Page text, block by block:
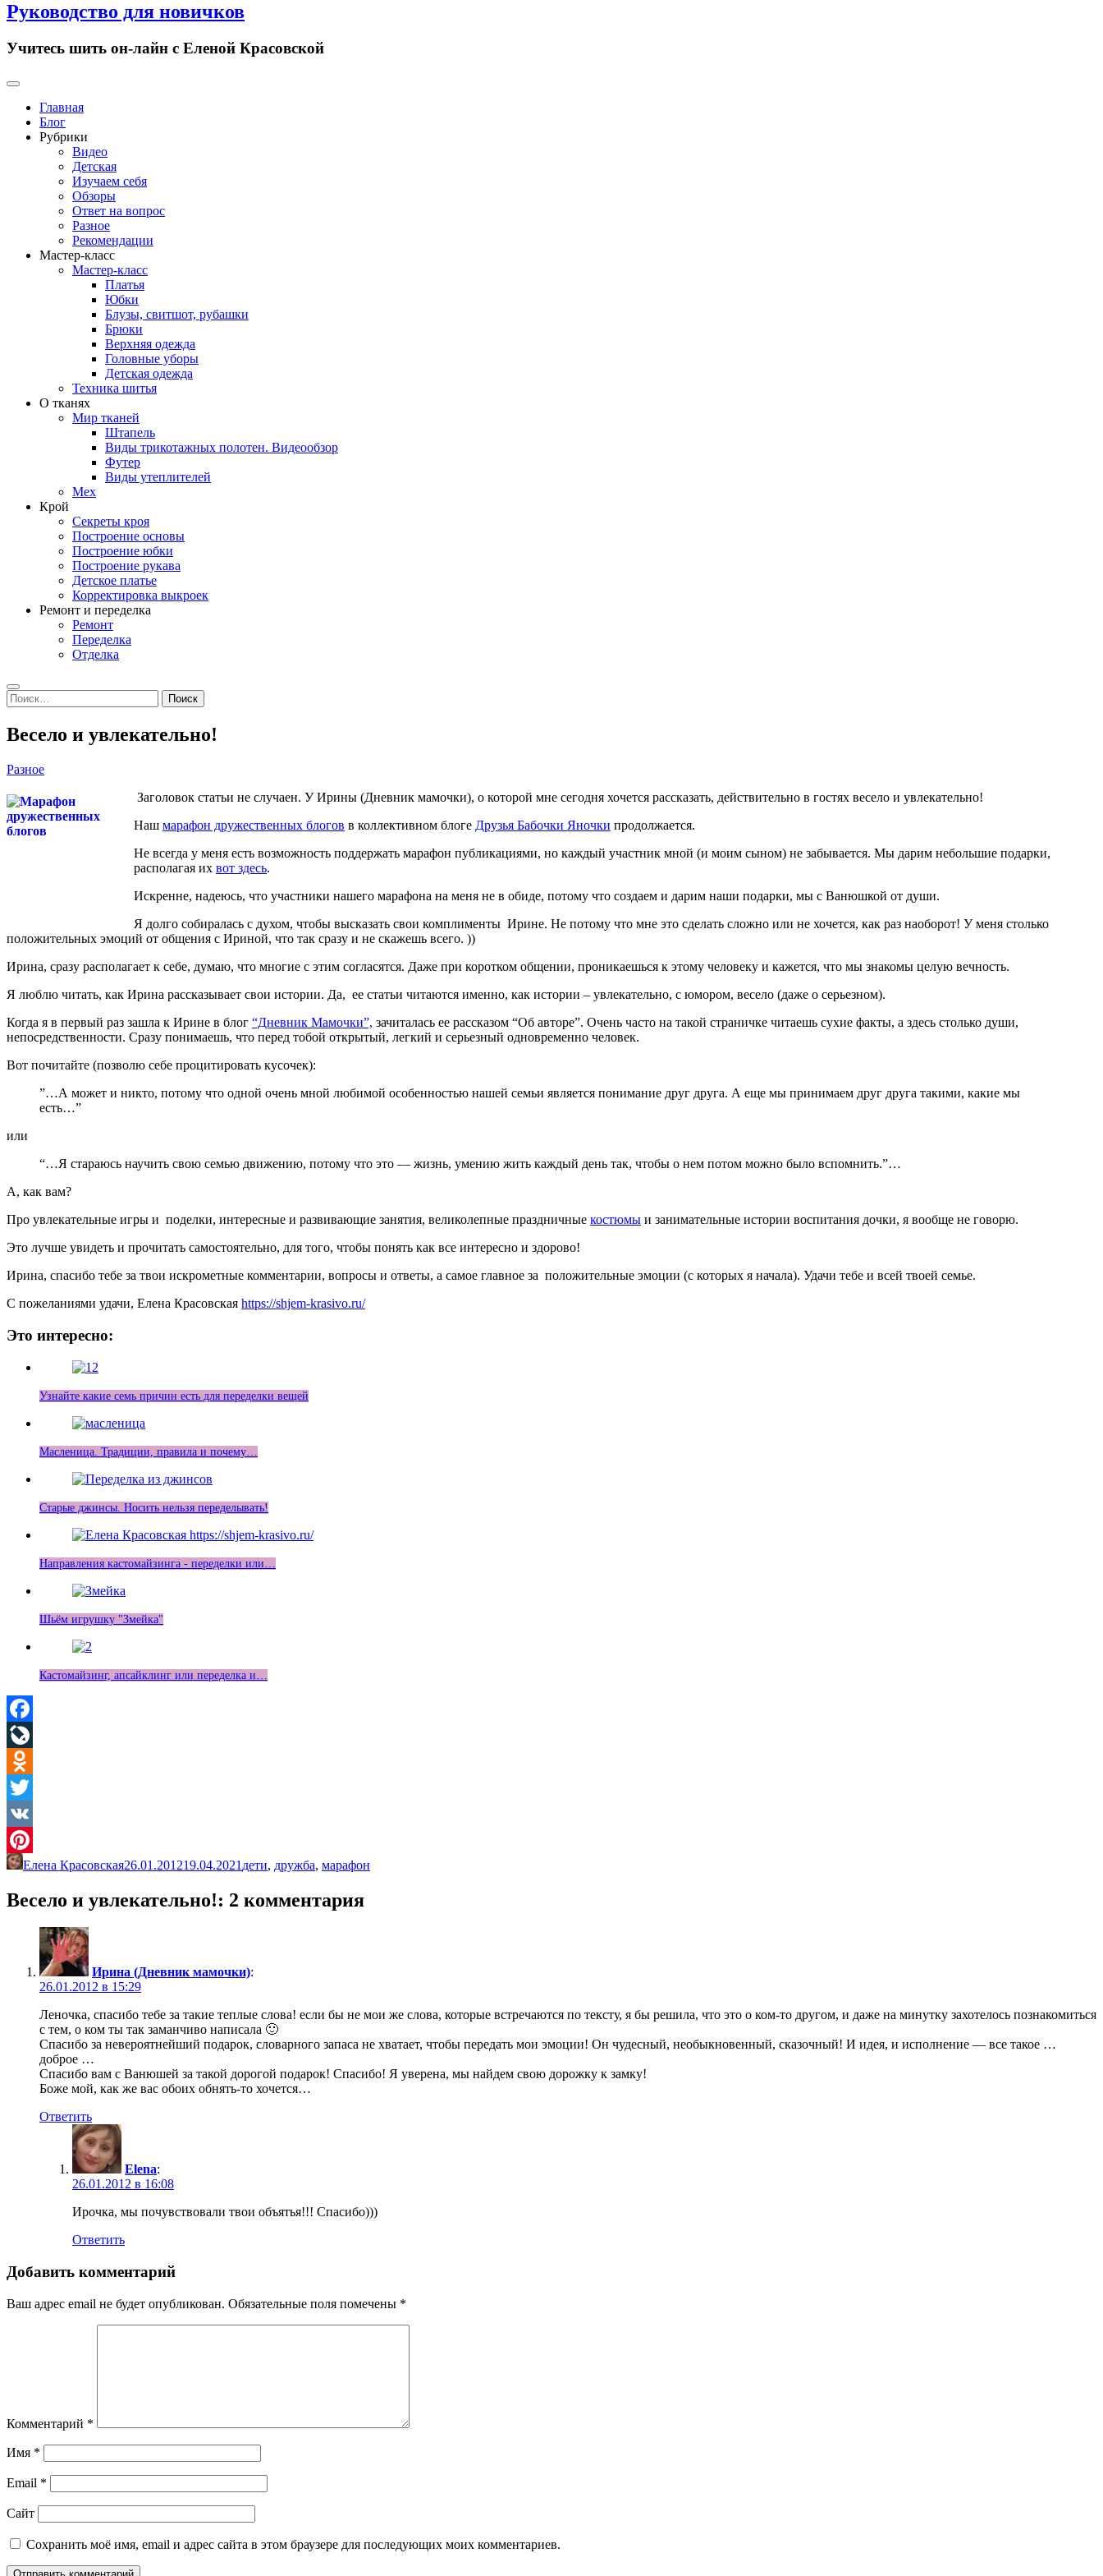
Руководство для новичков
Учитесь шить он-лайн с Еленой Красовской
Primary
Главная
Блог
Рубрики
Видео
Детская
Изучаем себя
Обзоры
Ответ на вопрос
Разное
Рекомендации
Мастер-класс
Мастер-класс
Платья
Юбки
Блузы, свитшот, рубашки
Брюки
Верхняя одежда
Головные уборы
Детская одежда
Техника шитья
О тканях
Мир тканей
Штапель
Виды трикотажных полотен. Видеообзор
Футер
Виды утеплителей
Мех
Крой
Секреты кроя
Построение основы
Построение юбки
Построение рукава
Детское платье
Корректировка выкроек
Ремонт и переделка
Ремонт
Переделка
Отделка
Search
Найти:
Весело и увлекательно!
Разное
Заголовок статьи не случаен. У Ирины (Дневник мамочки), о которой мне сегодня хочется рассказать, действительно в гостях весело и увлекательно!
Наш марафон дружественных блогов в коллективном блоге Друзья Бабочки Яночки продолжается.
Не всегда у меня есть возможность поддержать марафон публикациями, но каждый участник мной (и моим сыном) не забывается. Мы дарим небольшие подарки,
располагая их вот здесь.
Искренне, надеюсь, что участники нашего марафона на меня не в обиде, потому что создаем и дарим наши подарки, мы с Ванюшкой от души.
Я долго собиралась с духом, чтобы высказать свои комплименты Ирине. Не потому что мне это сделать сложно или не хочется, как раз наоборот! У меня столько
положительных эмоций от общения с Ириной, что так сразу и не скажешь всего. ))
Ирина, сразу располагает к себе, думаю, что многие с этим согласятся. Даже при коротком общении, проникаешься к этому человеку и кажется, что мы знакомы целую вечность.
Я люблю читать, как Ирина рассказывает свои истории. Да, ее статьи читаются именно, как истории – увлекательно, с юмором, весело (даже о серьезном).
Когда я в первый раз зашла к Ирине в блог “Дневник Мамочки”, зачиталась ее рассказом “Об авторе”. Очень часто на такой страничке читаешь сухие факты, а здесь столько души,
непосредственности. Сразу понимаешь, что перед тобой открытый, легкий и серьезный одновременно человек.
Вот почитайте (позволю себе процитировать кусочек):
”…А может и никто, потому что одной очень мной любимой особенностью нашей семьи является понимание друг друга. А еще мы принимаем друг друга такими, какие мы
есть…”
или
“…Я стараюсь научить свою семью движению, потому что это — жизнь, умению жить каждый день так, чтобы о нем потом можно было вспомнить.”…
А, как вам?
Про увлекательные игры и поделки, интересные и развивающие занятия, великолепные праздничные костюмы и занимательные истории воспитания дочки, я вообще не говорю.
Это лучше увидеть и прочитать самостоятельно, для того, чтобы понять как все интересно и здорово!
Ирина, спасибо тебе за твои искрометные комментарии, вопросы и ответы, а самое главное за положительные эмоции (с которых я начала). Удачи тебе и всей твоей семье.
С пожеланиями удачи, Елена Красовская https://shjem-krasivo.ru/
Это интересно:
Узнайте какие семь причин есть для переделки вещей
Масленица. Традиции, правила и почему…
Старые джинсы. Носить нельзя переделывать!
Направления кастомайзинга - переделки или…
Шьём игрушку "Змейка"
Кастомайзинг, апсайклинг или переделка и…
Facebook
LiveJournal
Odnoklassniki
Twitter
VK
Pinterest
Елена Красовская26.01.201219.04.2021 дети, дружба, марафон
Весело и увлекательно!: 2 комментария
Ирина (Дневник мамочки):
26.01.2012 в 15:29
Леночка, спасибо тебе за такие теплые слова! если бы не мои же слова, которые встречаются по тексту, я бы решила, что это о ком-то другом, и даже на минутку захотелось познакомиться
с тем, о ком ты так заманчиво написала 🙂
Спасибо за невероятнейший подарок, словарного запаса не хватает, чтобы передать мои эмоции! Он чудесный, необыкновенный, сказочный! И идея, и исполнение — все такое …
доброе …
Спасибо вам с Ванюшей за такой дорогой подарок! Спасибо! Я уверена, мы найдем свою дорожку к замку!
Боже мой, как же вас обоих обнять-то хочется…
Ответить
Elena:
26.01.2012 в 16:08
Ирочка, мы почувствовали твои объятья!!! Спасибо)))
Ответить
Добавить комментарий
Ваш адрес email не будет опубликован. Обязательные поля помечены *
Комментарий *
Имя *
Email *
Сайт
Сохранить моё имя, email и адрес сайта в этом браузере для последующих моих комментариев.